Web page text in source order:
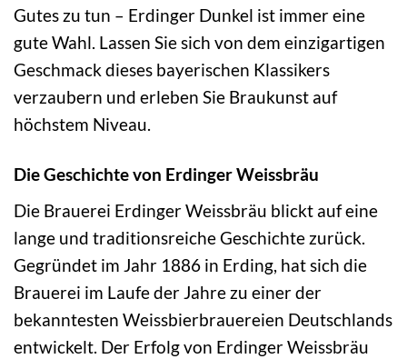
Gutes zu tun – Erdinger Dunkel ist immer eine
gute Wahl. Lassen Sie sich von dem einzigartigen
Geschmack dieses bayerischen Klassikers
verzaubern und erleben Sie Braukunst auf
höchstem Niveau.
Die Geschichte von Erdinger Weissbräu
Die Brauerei Erdinger Weissbräu blickt auf eine
lange und traditionsreiche Geschichte zurück.
Gegründet im Jahr 1886 in Erding, hat sich die
Brauerei im Laufe der Jahre zu einer der
bekanntesten Weissbierbrauereien Deutschlands
entwickelt. Der Erfolg von Erdinger Weissbräu